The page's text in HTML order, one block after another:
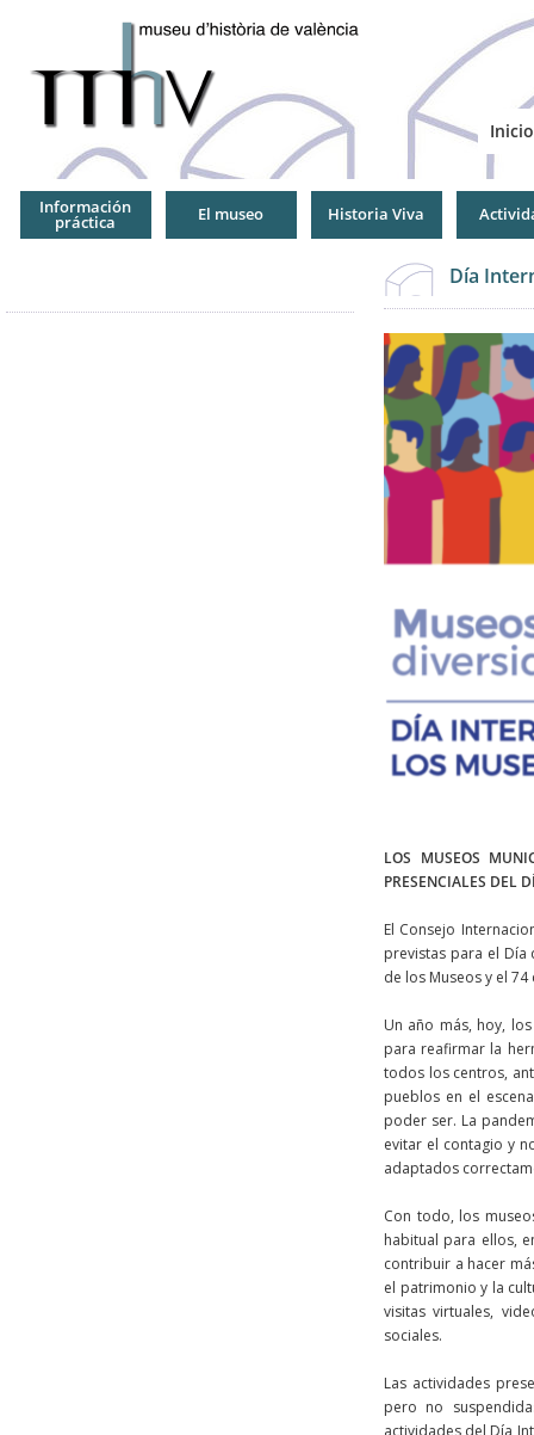
Inicio
Información
práctica El museo Historia Viva
Día
LOS MUSEOS
PRESENCIALES DEL
El Consejo
previstas para el Día
de los Museos y el
Un año más, hoy,
para reafirmar la
todos los centros,
pueblos en el
poder ser. La
evitar el contagio y
adaptados
Con todo, los
habitual para ellos,
contribuir a hacer
el patrimonio y la
visitas virtuales,
sociales.
Las actividades
pero no
actividades del Día